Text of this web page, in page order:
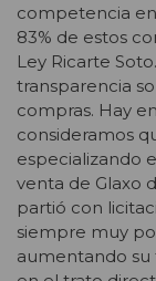
competencia
83% de estos
Ley Ricarte
transparencia
compras. Hay
consideramos
especializando
venta de Glaxo
partió con
siempre muy
aumentando su